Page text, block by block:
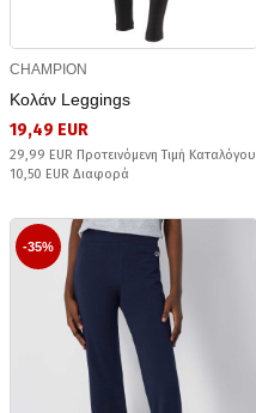
CHAMPION
Κολάν Leggings
19,49 EUR
29,99 EUR Προτεινόμενη Τιμή Καταλόγου
10,50 EUR Διαφορά
-35%